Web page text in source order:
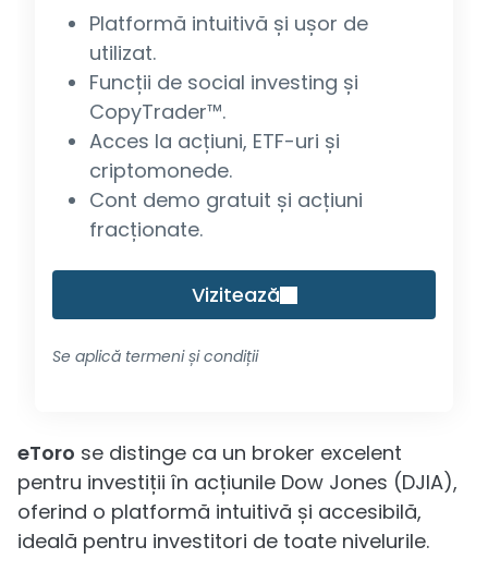
Platformă intuitivă și ușor de
utilizat.
Funcții de social investing și
CopyTrader™.
Acces la acțiuni, ETF-uri și
criptomonede.
Cont demo gratuit și acțiuni
fracționate.
Vizitează
Se aplică termeni și condiții
eToro se distinge ca un broker excelent
pentru investiții în acțiunile Dow Jones (DJIA),
oferind o platformă intuitivă și accesibilă,
ideală pentru investitori de toate nivelurile.